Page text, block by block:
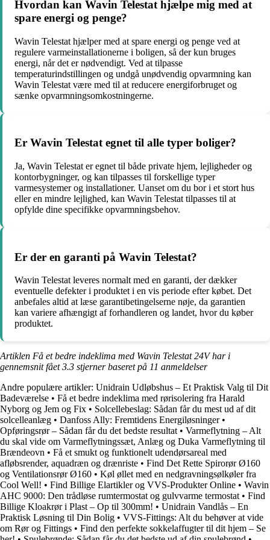
Hvordan kan Wavin Telestat hjælpe mig med at
spare energi og penge?
Wavin Telestat hjælper med at spare energi og penge ved at
regulere varmeinstallationerne i boligen, så der kun bruges
energi, når det er nødvendigt. Ved at tilpasse
temperaturindstillingen og undgå unødvendig opvarmning kan
Wavin Telestat være med til at reducere energiforbruget og
sænke opvarmningsomkostningerne.
Er Wavin Telestat egnet til alle typer boliger?
Ja, Wavin Telestat er egnet til både private hjem, lejligheder og
kontorbygninger, og kan tilpasses til forskellige typer
varmesystemer og installationer. Uanset om du bor i et stort hus
eller en mindre lejlighed, kan Wavin Telestat tilpasses til at
opfylde dine specifikke opvarmningsbehov.
Er der en garanti på Wavin Telestat?
Wavin Telestat leveres normalt med en garanti, der dækker
eventuelle defekter i produktet i en vis periode efter købet. Det
anbefales altid at læse garantibetingelserne nøje, da garantien
kan variere afhængigt af forhandleren og landet, hvor du køber
produktet.
Artiklen Få et bedre indeklima med Wavin Telestat 24V har i
gennemsnit fået3.3 stjerner baseret på 11 anmeldelser
Andre populære artikler: Unidrain Udløbshus – Et Praktisk Valg til Dit
Badeværelse • Få et bedre indeklima med rørisolering fra Harald
Nyborg og Jem og Fix • Solcellebeslag: Sådan får du mest ud af dit
solcelleanlæg • Danfoss Ally: Fremtidens Energiløsninger•
Opføringsrør – Sådan får du det bedste resultat • Varmeflytning – Alt
du skal vide om Varmeflytningssæt, Anlæg og Duka Varmeflytning til
Brændeovn • Få et smukt og funktionelt udendørsareal med
afløbsrender, aquadræn og drænriste • Find Det Rette Spirorør Ø160
og Ventilationsrør Ø160 • Køl øllet med en nedgravningsølkøler fra
Cool Well! • Find Billige Elartikler og VVS-Produkter Online • Wavin
AHC 9000: Den trådløse rumtermostat og gulvvarme termostat • Find
Billige Kloakrør i Plast – Op til 300mm! • Unidrain Vandlås – En
Praktisk Løsning til Din Bolig • VVS-Fittings: Alt du behøver at vide
om Rør og Fittings • Find den perfekte sokkelaffugter til dit hjem – Se